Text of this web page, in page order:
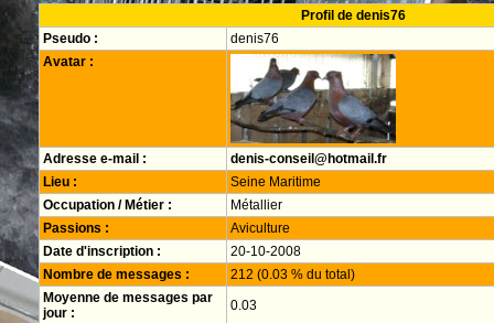
Profil de denis76
Pseudo :
denis76
Avatar :
Adresse e-mail :
denis-conseil@hotmail.fr
Lieu :
Seine Maritime
Occupation / Métier :
Métallier
Passions :
Aviculture
Date d'inscription :
20-10-2008
Nombre de messages :
212 (0.03 % du total)
Moyenne de messages par
jour :
0.03